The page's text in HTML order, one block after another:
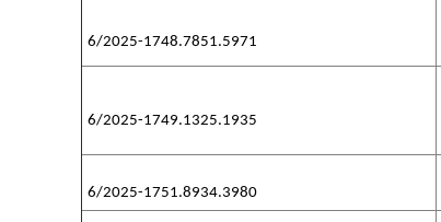
6/2025-1748.7851.5971
6/2025-1749.1325.1935
6/2025-1751.8934.3980